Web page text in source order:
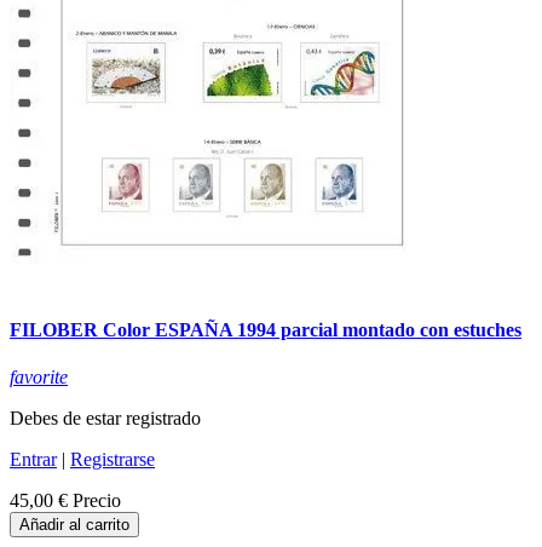
FILOBER Color ESPAÑA 1994 parcial montado con estuches
favorite
Debes de estar registrado
Entrar| Registrarse
45,00 € Precio
Añadir al carrito